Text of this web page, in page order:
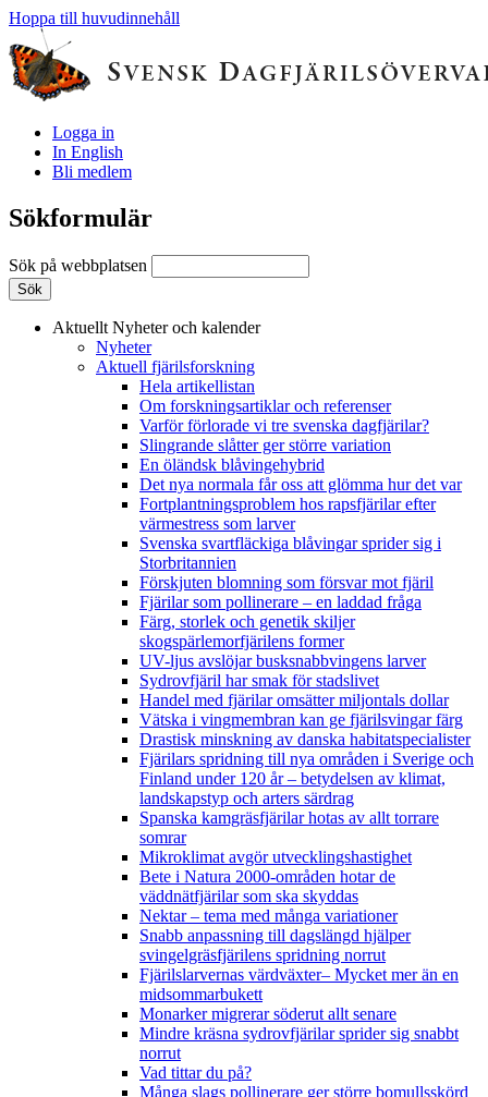
Hoppa till huvudinnehåll
Logga in
In English
Bli medlem
Sökformulär
Sök på webbplatsen
Aktuellt Nyheter och kalender
Nyheter
Aktuell fjärilsforskning
Hela artikellistan
Om forskningsartiklar och referenser
Varför förlorade vi tre svenska dagfjärilar?
Slingrande slåtter ger större variation
En öländsk blåvingehybrid
Det nya normala får oss att glömma hur det var
Fortplantningsproblem hos rapsfjärilar efter
värmestress som larver
Svenska svartfläckiga blåvingar sprider sig i
Storbritannien
Förskjuten blomning som försvar mot fjäril
Fjärilar som pollinerare – en laddad fråga
Färg, storlek och genetik skiljer
skogspärlemorfjärilens former
UV-ljus avslöjar busksnabbvingens larver
Sydrovfjäril har smak för stadslivet
Handel med fjärilar omsätter miljontals dollar
Vätska i vingmembran kan ge fjärilsvingar färg
Drastisk minskning av danska habitatspecialister
Fjärilars spridning till nya områden i Sverige och
Finland under 120 år– betydelsen av klimat,
landskapstyp och arters särdrag
Spanska kamgräsfjärilar hotas av allt torrare
somrar
Mikroklimat avgör utvecklingshastighet
Bete i Natura 2000-områden hotar de
väddnätfjärilar som ska skyddas
Nektar – tema med många variationer
Snabb anpassning till dagslängd hjälper
svingelgräsfjärilens spridning norrut
Fjärilslarvernas värdväxter– Mycket mer än en
midsommarbukett
Monarker migrerar söderut allt senare
Mindre kräsna sydrovfjärilar sprider sig snabbt
norrut
Vad tittar du på?
Många slags pollinerare ger större bomullsskörd